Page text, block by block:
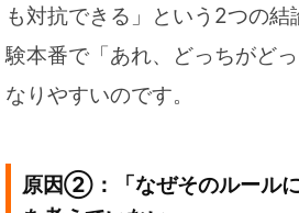
も対抗できる」という2つの
験本番で「あれ、どっちがど
なりやすいのです。
原因②：「なぜそのルールに